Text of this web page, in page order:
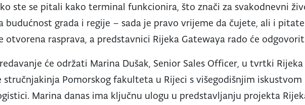
ste se pitali kako terminal funkcionira, što znači za svakodnevni
budućnost grada i regije – sada je pravo vrijeme da čujete, ali i
otvorena rasprava, a predstavnici Rijeka Gatewaya rado će
će održati Marina Dušak, Senior Sales Officer, u tvrtki
stručnjakinja Pomorskog fakulteta u Rijeci s višegodišnjim
Marina danas ima ključnu ulogu u predstavljanju projekta